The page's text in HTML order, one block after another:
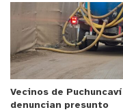
Vecinos de Puchuncaví
denuncian presunto